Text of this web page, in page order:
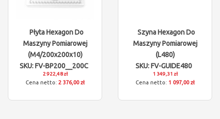
Płyta Hexagon Do
Maszyny Pomiarowej
(M4/200x200x10)
SKU: FV-BP200__200C
2 922,48 zł
2 376,00 zł
Szyna Hexagon Do
Maszyny Pomiarowej
(L480)
SKU: FV-GUIDE480
1 349,31 zł
1 097,00 zł